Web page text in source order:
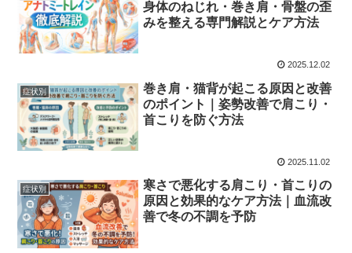
身体のねじれ・巻き肩・骨盤の歪
みを整える専門解説とケア方法
2025.12.02
症状別
巻き肩・猫背が起こる原因と改善
のポイント｜姿勢改善で肩こり・
首こりを防ぐ方法
2025.11.02
症状別
寒さで悪化する肩こり・首こりの
原因と効果的なケア方法｜血流改
善で冬の不調を予防